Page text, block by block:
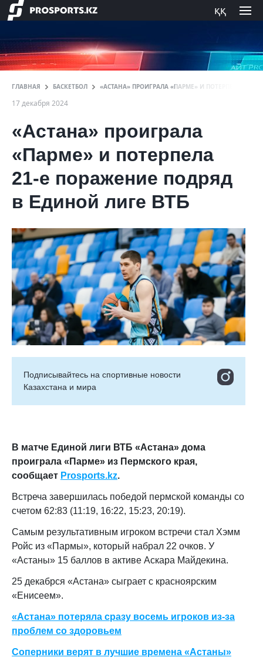
ққ
ГЛАВНАЯ БАСКЕТБОЛ «АСТАНА» ПРОИГРАЛА «ПАРМЕ» И ПОТЕРПЕЛА
17 декабря 2024
«Астана» проиграла
«Парме» и потерпела
21‑е поражение подряд
в Единой лиге ВТБ
Подписывайтесь на cпортивные новости
Казахстана и мира
В матче Единой лиги ВТБ «Астана» дома
проиграла «Парме» из Пермского края,
сообщает Prosports.kz.
Встреча завершилась победой пермской команды со
счетом 62:83 (11:19, 16:22, 15:23, 20:19).
Самым результативным игроком встречи стал Хэмм
Ройс из «Пармы», который набрал 22 очков. У
«Астаны» 15 баллов в активе Аскара Майдекина.
25 декабрся «Астана» сыграет с красноярским
«Енисеем».
«Астана» потеряла сразу восемь игроков из-за
проблем со здоровьем
Соперники верят в лучшие времена «Астаны»